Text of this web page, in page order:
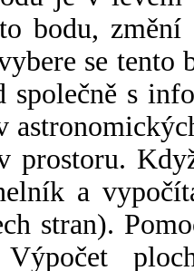
bodu,
se tento
společně s
prostoru.
a
stran).